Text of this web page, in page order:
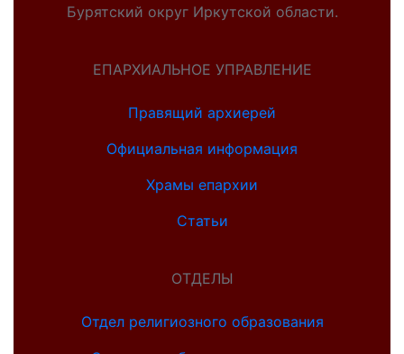
Бурятский округ Иркутской области.
ЕПАРХИАЛЬНОЕ УПРАВЛЕНИЕ
Правящий архиерей
Официальная информация
Храмы епархии
Статьи
ОТДЕЛЫ
Отдел религиозного образования